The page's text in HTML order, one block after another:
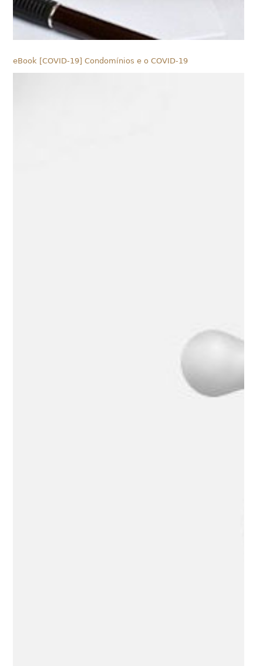
eBook [COVID-19] Condomínios e o COVID-19